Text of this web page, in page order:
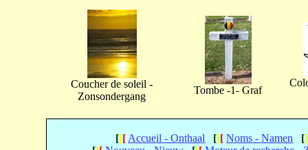
Coucher de soleil -
Zonsondergang
Tombe -1- Graf
[[[ Accueil - Onthaal [[[ Noms - Namen [[